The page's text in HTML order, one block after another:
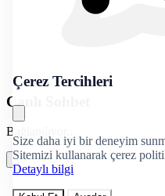
Çerez Tercihleri
Size daha iyi bir deneyim
Sitemizi kullanarak çerez
Detaylı bilgi
Canlı Sohbet
Bağlanılıyor...